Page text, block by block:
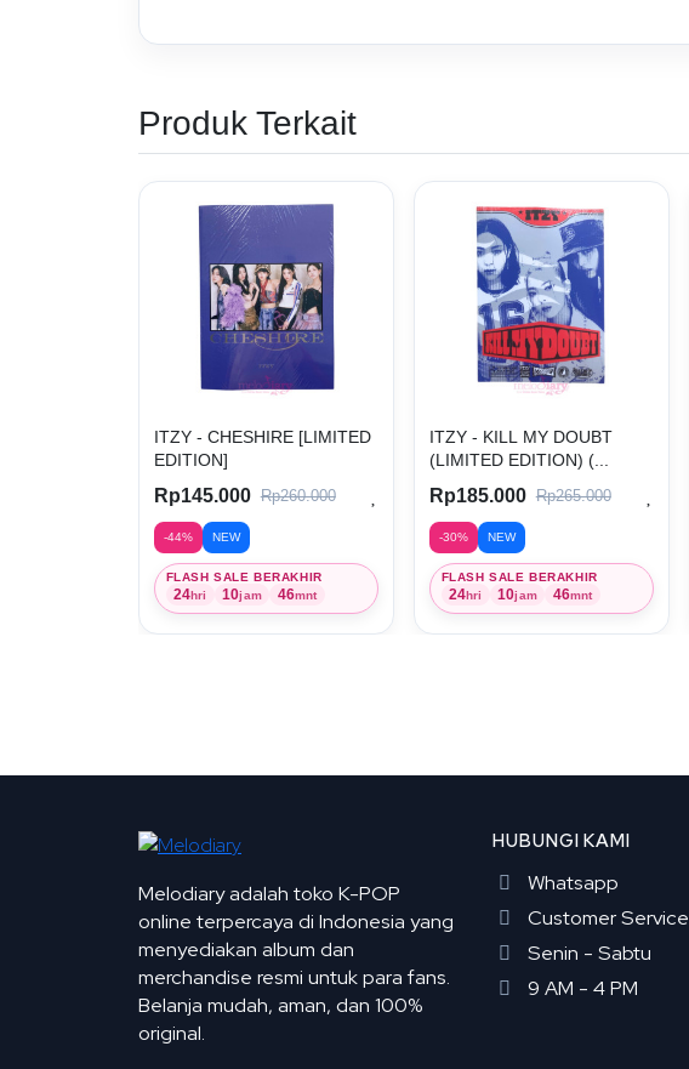
Produk Terkait
ITZY - CHESHIRE [LIMITED
EDITION]
Rp145.000 Rp260.000
-44% NEW
FLASH SALE BERAKHIR
24hri 10jam 46mnt
ITZY - KILL MY DOUBT
(LIMITED EDITION) (...
Rp185.000 Rp265.000
-30% NEW
FLASH SALE BERAKHIR
24hri 10jam 46mnt
Melodiary adalah toko K-POP
online terpercaya di Indonesia yang
menyediakan album dan
merchandise resmi untuk para fans.
Belanja mudah, aman, dan 100%
original.
HUBUNGI KAMI
Whatsapp
Customer Service
Senin - Sabtu
9 AM - 4 PM